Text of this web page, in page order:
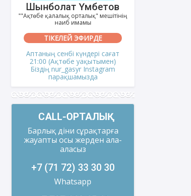
Шынболат Үмбетов
""Ақтөбе қалалық орталық" мешітінің
наиб имамы
ТІКЕЛЕЙ ЭФИРДЕ
Аптаның сенбі күндері сағат
21:00 (Ақтөбе уақытымен)
Біздің nur_gasyr Instagram
парақшамызда
CALL-ОРТАЛЫҚ
Барлық діни сұрақтарға
жауапты осы жерден ала-
аласыз
+7 (71 72) 33 30 30
Whatsapp